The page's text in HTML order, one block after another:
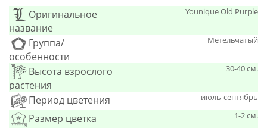
Оригинальное
название
Younique Old Purple
Группа/
особенности
Метельчатый
Высота взрослого
растения
30-40 см.
Период цветения июль-сентябрь
Размер цветка 1-2 см.